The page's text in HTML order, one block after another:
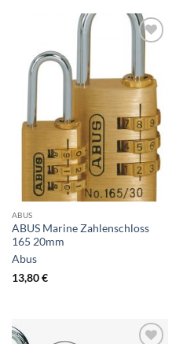
ABUS
ABUS Marine Zahlenschloss
165 20mm
Abus
13,80€